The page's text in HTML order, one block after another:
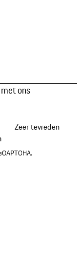
ons
Zeer tevreden